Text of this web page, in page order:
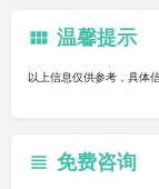
温馨提示
以上信息仅供参考，具体
免费咨询